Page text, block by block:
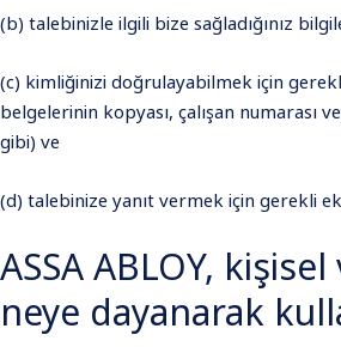
(b) talebinizle ilgili bize sağladığınız
(c) kimliğinizi doğrulayabilmek için
belgelerinin kopyası, çalışan numarası
gibi) ve
(d) talebinize yanıt vermek için gerekli
ASSA ABLOY,
neye dayanarak